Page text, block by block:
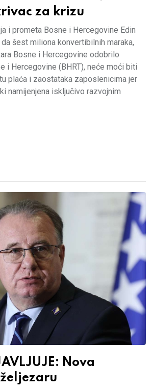
za krizu
i prometa Bosne i Hercegovine Edin
šest miliona konvertibilnih maraka,
Bosne i Hercegovine odobrilo
i Hercegovine (BHRT), neće moći biti
plaća i zaostataka zaposlenicima jer
namijenjena isključivo razvojnim
Nova